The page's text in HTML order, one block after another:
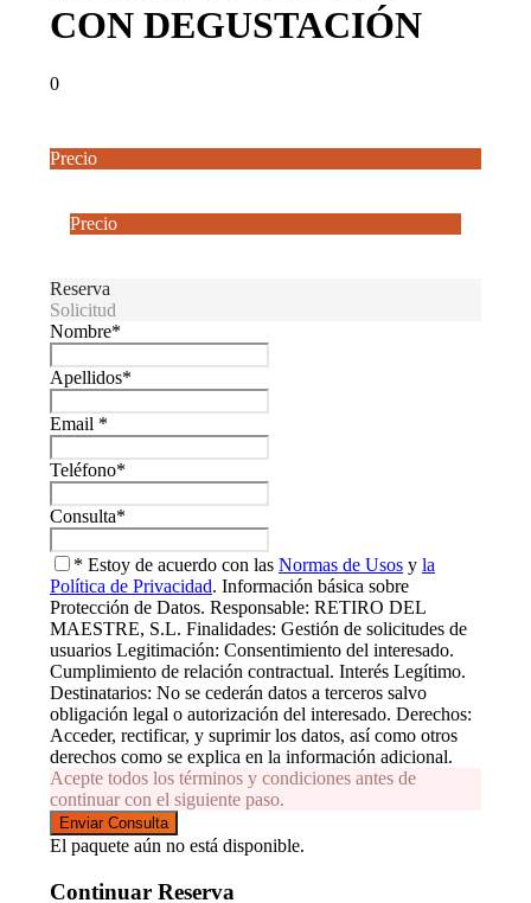
CON DEGUSTACIÓN
0
Precio
Precio
Reserva
Solicitud
Nombre*
Apellidos*
Email *
Teléfono*
Consulta*
* Estoy de acuerdo con las Normas de Usos y la
Política de Privacidad. Información básica sobre
Protección de Datos. Responsable: RETIRO DEL
MAESTRE, S.L. Finalidades: Gestión de solicitudes de
usuarios Legitimación: Consentimiento del interesado.
Cumplimiento de relación contractual. Interés Legítimo.
Destinatarios: No se cederán datos a terceros salvo
obligación legal o autorización del interesado. Derechos:
Acceder, rectificar, y suprimir los datos, así como otros
derechos como se explica en la información adicional.
Acepte todos los términos y condiciones antes de
continuar con el siguiente paso.
El paquete aún no está disponible.
Continuar Reserva